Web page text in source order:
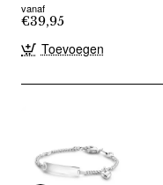
vanaf
€39,95
Toevoegen